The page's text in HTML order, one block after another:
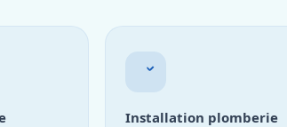
Installation plomberie